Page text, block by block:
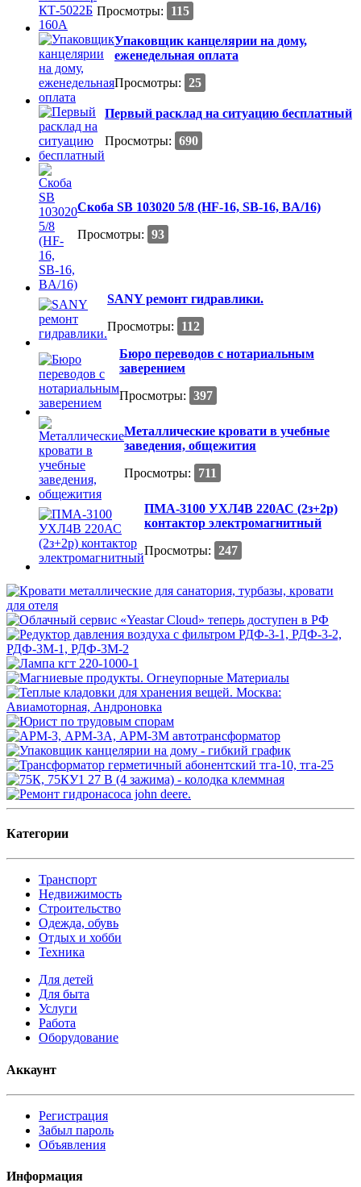
Просмотры:
115
Упаковщик канцелярии на дому,
еженедельная оплата
Просмотры: 25
Первый расклад на ситуацию бесплатный
Просмотры: 690
Скоба SB 103020 5/8 (HF-16, SB-16, BA/16)
Просмотры: 93
SANY ремонт гидравлики.
Просмотры:
112
Бюро переводов с нотариальным
заверением
Просмотры: 397
Металлические кровати в учебные
заведения, общежития
Просмотры:
711
ПМА-3100 УХЛ4В 220АС (2з+2р)
контактор электромагнитный
Просмотры: 247
Категории
Транспорт
Недвижимость
Строительство
Одежда, обувь
Отдых и хобби
Техника
Для детей
Для быта
Услуги
Работа
Оборудование
Аккаунт
Регистрация
Забыл пароль
Объявления
Информация